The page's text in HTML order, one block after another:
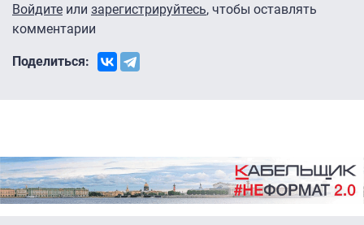
Войдите или зарегистрируйтесь, чтобы оставлять
комментарии
Поделиться: